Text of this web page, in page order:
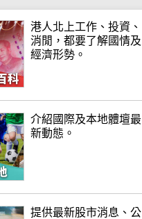
港人北上工作、投資、
消閒，都要了解國情及
經濟形勢。
介紹國際及本地體壇最
新動態。
提供最新股市消息、公